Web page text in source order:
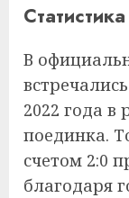
В
2022 года в
поединка.
счетом 2:0
благодаря